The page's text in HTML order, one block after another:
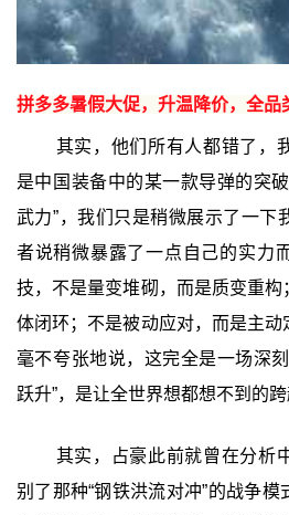
拼多多暑假大促，升温降价，全
其实，他们所有人都错了，
是中国装备中的某一款导弹的突
武力”，我们只是稍微展示了一下
者说稍微暴露了一点自己的实力
技，不是量变堆砌，而是质变重
体闭环；不是被动应对，而是主
毫不夸张地说，这完全是一场深
跃升”，是让全世界想都想不到的跨
其实，占豪此前就曾在分析
别了那种“钢铁洪流对冲”的战争